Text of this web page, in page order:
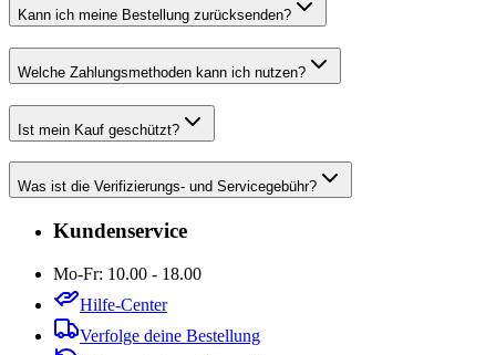
Kann ich meine Bestellung zurücksenden?
Welche Zahlungsmethoden kann ich nutzen?
Ist mein Kauf geschützt?
Was ist die Verifizierungs- und Servicegebühr?
Kundenservice
Mo-Fr: 10.00 - 18.00
Hilfe-Center
Verfolge deine Bestellung